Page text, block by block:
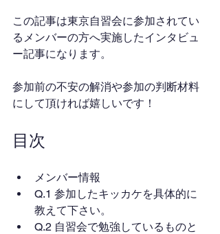
この記事は東京自習会に参加されてい
るメンバーの方へ実施したインタビュ
ー記事になります。
参加前の不安の解消や参加の判断材料
にして頂ければ嬉しいです！
目次
メンバー情報
Q.1 参加したキッカケを具体的に
教えて下さい。
Q.2 自習会で勉強しているものと